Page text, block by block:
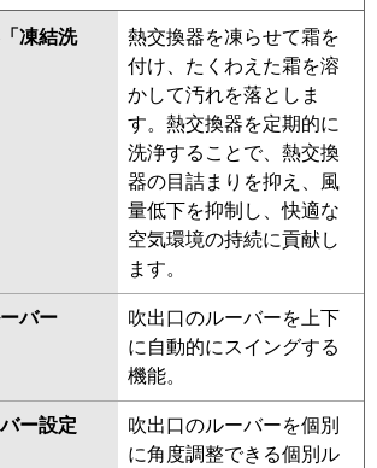
RCI-GP335RGHP2 RCI-
GP335RGHP1 RCI-GP335RGHP
RCI-AP335GHP7-kobe RCI-
AP335GHP7 RCI-AP335GHP6
凍結洗
熱交換器を凍らせて霜を
付け、たくわえた霜を溶
かして汚れを落としま
す。熱交換器を定期的に
洗浄することで、熱交換
器の目詰まりを抑え、風
量低下を抑制し、快適な
空気環境の持続に貢献し
ます。
バー
吹出口のルーバーを上下
に自動的にスイングする
機能。
ー設定
吹出口のルーバーを個別
に角度調整できる個別ル